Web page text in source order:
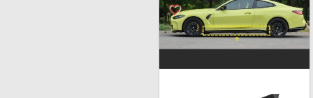
favorite_border